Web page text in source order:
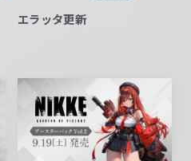
エラッタ更新